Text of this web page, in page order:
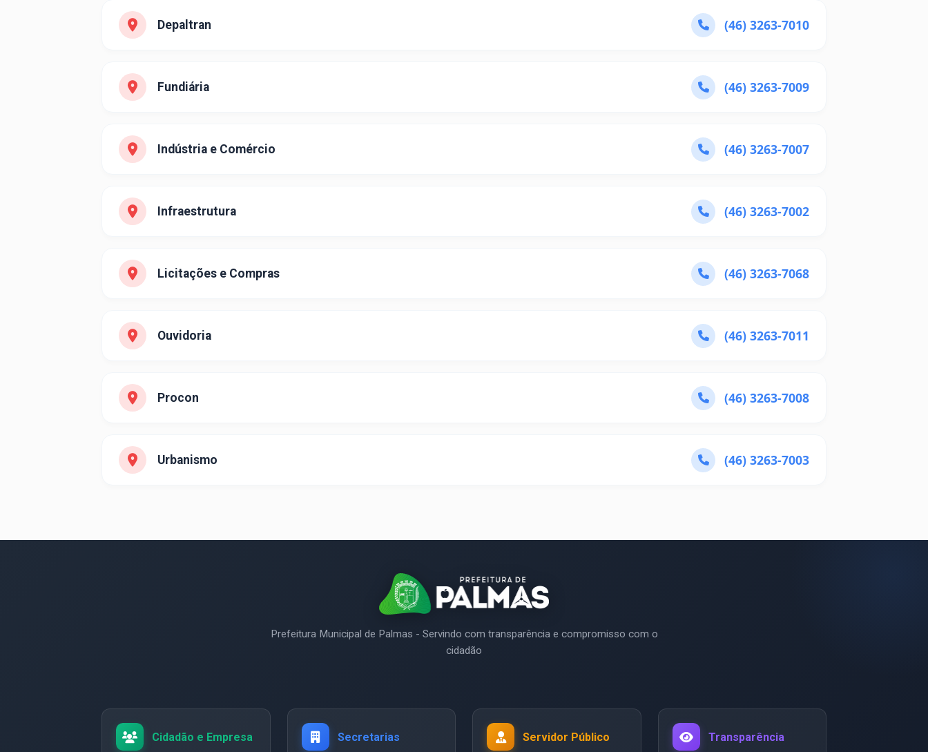
Depaltran (46) 3263-7010
Fundiária (46) 3263-7009
Indústria e Comércio (46) 3263-7007
Infraestrutura (46) 3263-7002
Licitações e Compras (46) 3263-7068
Ouvidoria (46) 3263-7011
Procon (46) 3263-7008
Urbanismo (46) 3263-7003
Prefeitura Municipal de Palmas - Servindo com transparência e compromisso com o
cidadão
Cidadão e Empresa Secretarias Servidor Público Transparência